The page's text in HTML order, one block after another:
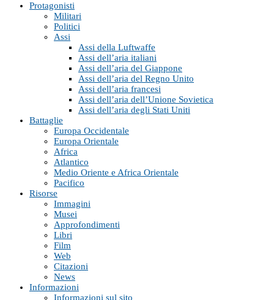
Protagonisti
Militari
Politici
Assi
Assi della Luftwaffe
Assi dell’aria italiani
Assi dell’aria del Giappone
Assi dell’aria del Regno Unito
Assi dell’aria francesi
Assi dell’aria dell’Unione Sovietica
Assi dell’aria degli Stati Uniti
Battaglie
Europa Occidentale
Europa Orientale
Africa
Atlantico
Medio Oriente e Africa Orientale
Pacifico
Risorse
Immagini
Musei
Approfondimenti
Libri
Film
Web
Citazioni
News
Informazioni
Informazioni sul sito